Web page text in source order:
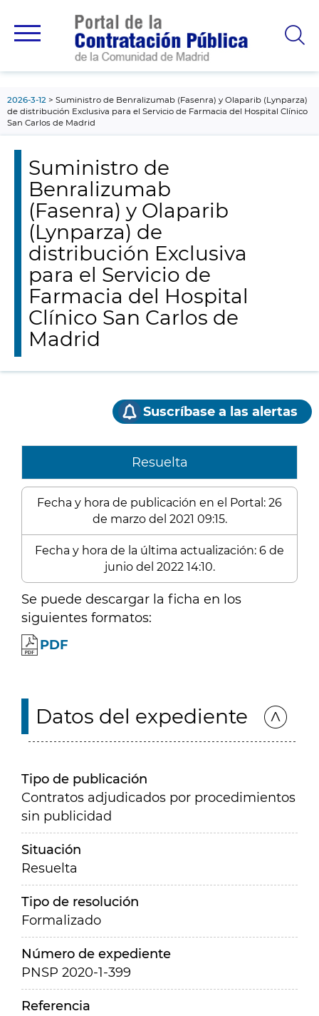
principal
2026-3-12
Suministro de Benralizumab (Fasenra) y Olaparib (Lynparza)
de distribución Exclusiva para el Servicio de Farmacia del Hospital Clínico
San Carlos de Madrid
Suministro de
Benralizumab
(Fasenra) y Olaparib
(Lynparza) de
distribución Exclusiva
para el Servicio de
Farmacia del Hospital
Clínico San Carlos de
Madrid
Suscríbase a las alertas
Resuelta
Fecha y hora de publicación en el Portal: 26
de marzo del 2021 09:15.
Fecha y hora de la última actualización: 6 de
junio del 2022 14:10.
Se puede descargar la ficha en los
siguientes formatos:
PDF
Datos del expediente
Tipo de publicación
Contratos adjudicados por procedimientos
sin publicidad
Situación
Resuelta
Tipo de resolución
Formalizado
Número de expediente
PNSP 2020-1-399
Referencia